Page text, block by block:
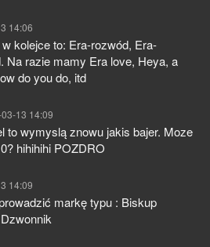
14:06
kolejce to: Era-rozwód, Era-
Na razie mamy Era love, Heya, a
do you do, itd
13 14:09
to wymyslą znowu jakis bajer. Moze
hihihihi POZDRO
14:09
markę typu : Biskup